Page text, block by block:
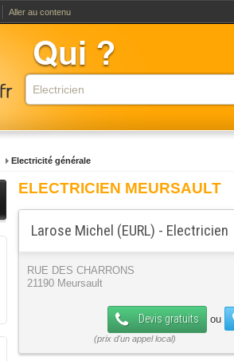
Aller au contenu
Electricité générale
ELECTRICIEN MEURSAULT
Larose Michel (EURL) - Electricien
RUE DES CHARRONS
21190 Meursault
Devis gratuits ou